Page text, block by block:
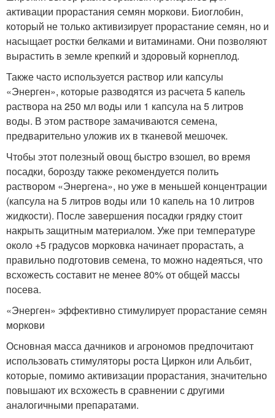
активации прорастания семян моркови. Биоглобин,
который не только активизирует прорастание семян, но и
насыщает ростки белками и витаминами. Они позволяют
вырастить в земле крепкий и здоровый корнеплод.
Также часто используется раствор или капсулы
«Энерген», которые разводятся из расчета 5 капель
раствора на 250 мл воды или 1 капсула на 5 литров
воды. В этом растворе замачиваются семена,
предварительно уложив их в тканевой мешочек.
Чтобы этот полезный овощ быстро взошел, во время
посадки, борозду также рекомендуется полить
раствором «Энергена», но уже в меньшей концентрации
(капсула на 5 литров воды или 10 капель на 10 литров
жидкости). После завершения посадки грядку стоит
накрыть защитным материалом. Уже при температуре
около +5 градусов морковка начинает прорастать, а
правильно подготовив семена, то можно надеяться, что
всхожесть составит не менее 80% от общей массы
посева.
«Энерген» эффективно стимулирует прорастание семян
моркови
Основная масса дачников и агрономов предпочитают
использовать стимуляторы роста Циркон или Альбит,
которые, помимо активизации прорастания, значительно
повышают их всхожесть в сравнении с другими
аналогичными препаратами.